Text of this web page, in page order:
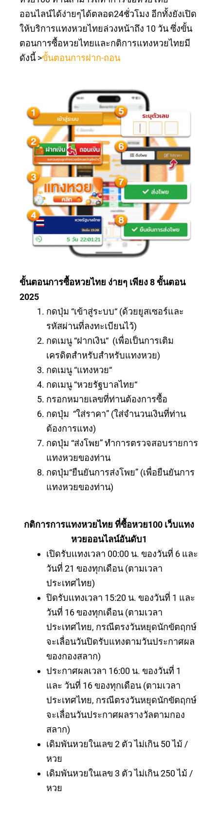
ออนไลน์ได้ง่ายๆได้ตลอด24ชั่วโมง อีกทั้งยังเปิด
ให้บริการแทงหวยไทยล่วงหน้าถึง 10 วัน ซึ่งขั้น
ตอนการซื้อหวยไทยและกติการแทงหวยไทยมี
ดังนี้ >ขั้นตอนการฝาก-ถอน
ขั้นตอนการซื้อหวยไทย ง่ายๆ เพียง 8ขั้นตอน
2025
กดปุ่ม “เข้าสู่ระบบ“ (ด้วยยูสเซอร์และ
รหัสผ่านที่ลงทะเบียนไว้)
กดเมนู “ฝากเงิน“ (เพื่อเป็นการเติม
เครดิตสำหรับสำหรับแทงหวย)
กดเมนู “แทงหวย“
กดเมนู “หวยรัฐบาลไทย“
กรอกหมายเลขที่ท่านต้องการซื้อ
กดปุ่ม “ใส่ราคา” (ใส่จำนวนเงินที่ท่าน
ต้องการแทง)
กดปุ่ม “ส่งโพย” ทำการตรวจสอบรายการ
แทงหวยของท่าน
กดปุ่ม“ยืนยันการส่งโพย” (เพื่อยืนยันการ
แทงหวยของท่าน)
กติการการแทงหวยไทย ที่ซื้อหวย100 เว็บแทง
หวยออนไลน์อันดับ1
เปิดรับเเทงเวลา 00:00 น. ของวันที่ 6 และ
วันที่ 21 ของทุกเดือน (ตามเวลา
ประเทศไทย)
ปิดรับเเทงเวลา 15:20 น. ของวันที่ 1 และ
วันที่ 16 ของทุกเดือน (ตามเวลา
ประเทศไทย, กรณีตรงวันหยุดนักขัตฤกษ์
จะเลื่อนวันปิดรับแทงตามวันประกาศผล
ของกองสลาก)
ประกาศผลเวลา 16:00 น. ของวันที่ 1
และ วันที่ 16 ของทุกเดือน (ตามเวลา
ประเทศไทย, กรณีตรงวันหยุดนักขัตฤกษ์
จะเลื่อนวันประกาศผลรางวัลตามกอง
สลาก)
เดิมพันหวยในเลข 2 ตัว ไม่เกิน 50 ไม้ /
หวย
เดิมพันหวยในเลข 3 ตัว ไม่เกิน 250 ไม้ /
หวย